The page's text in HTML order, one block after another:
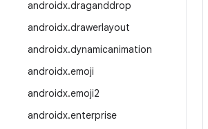
androidx.draganddrop
androidx.drawerlayout
androidx.dynamicanimation
androidx.emoji
androidx.emoji2
androidx.enterprise